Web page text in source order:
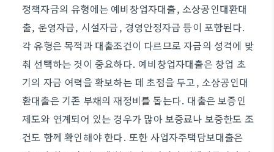
정책자금의 유형에는 예비창업자대출, 소상공인대환대
출, 운영자금, 시설자금, 경영안정자금 등이 포함된다.
각 유형은 목적과 대출조건이 다르므로 자금의 성격에 맞
춰 선택하는 것이 중요하다. 예비창업자대출은 창업 초
기의 자금 여력을 확보하는 데 초점을 두고, 소상공인대
환대출은 기존 부채의 재정비를 돕는다. 대출은 보증인
제도와 연계되어 있는 경우가 많아 보증료나 보증한도 조
건도 함께 확인해야 한다. 또한 사업자주택담보대출은